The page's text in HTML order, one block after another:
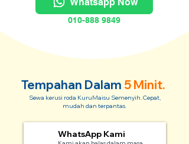
010-888 9849
Tempahan Dalam 5 Minit.
Sewa kerusi roda KuruMaisu Semenyih. Cepat,
mudah dan terpantas.
WhatsApp Kami